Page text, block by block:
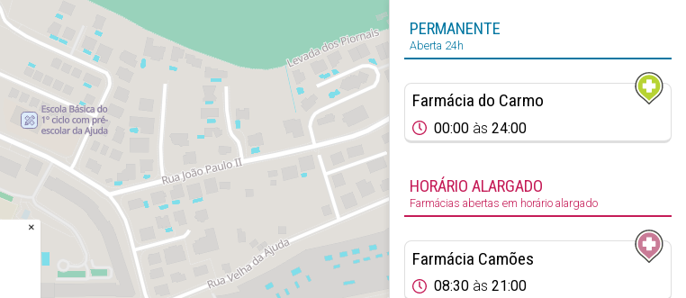
×
PERMANENTE
Aberta 24h
Farmácia do Carmo
00:00 às 24:00
HORÁRIO ALARGADO
Farmácias abertas em horário alargado
Farmácia Camões
08:30 às 21:00